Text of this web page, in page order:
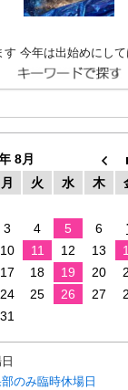
す 今年は出始めにし
8月
月 火 水 木
3 4 5 6
10 11 12 13
17 18 19 20
24 25 26 27
31
のみ臨時休場日